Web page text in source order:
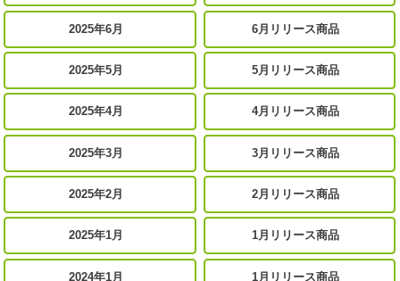
2025年6月 6月リリース商品
2025年5月 5月リリース商品
2025年4月 4月リリース商品
2025年3月 3月リリース商品
2025年2月 2月リリース商品
2025年1月 1月リリース商品
2024年1月 1月リリース商品